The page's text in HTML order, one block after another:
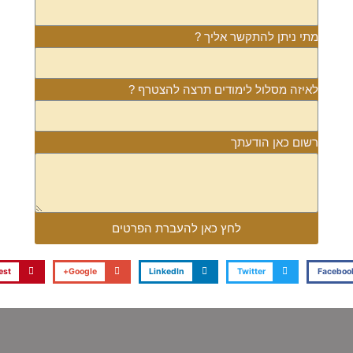
מתי ניתן להתקשר אליך ?
לאיזה מסלול לימודים תרצה להצטרף ?
רשום כאן הודעתך
לחץ כאן להעברת הפרטים
Twitter
LinkedIn
Google+